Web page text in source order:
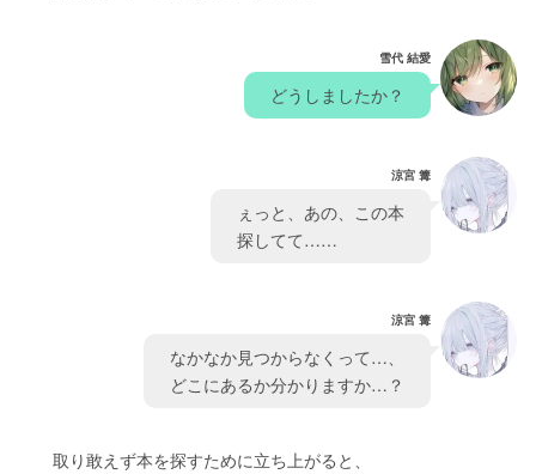
雪代 結愛
どうしましたか？
涼宮 篝
ぇっと、あの、この本
探してて……
涼宮 篝
なかなか見つからなくって…、
どこにあるか分かりますか…？
取り敢えず本を探すために立ち上がると、